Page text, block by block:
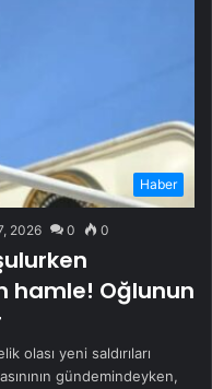
Haber
2026 0 0
hamle! Oğlunun
olası yeni saldırıları
gündemindeyken,